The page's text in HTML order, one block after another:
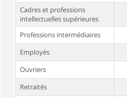
Cadres et professions
intellectuelles supérieures
Professions intermédiaires
Employés
Ouvriers
Retraités